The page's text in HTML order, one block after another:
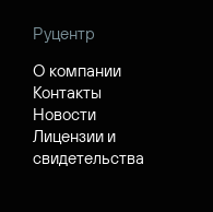
Руцентр
О компании
Контакты
Новости
Лицензии и
свидетельства